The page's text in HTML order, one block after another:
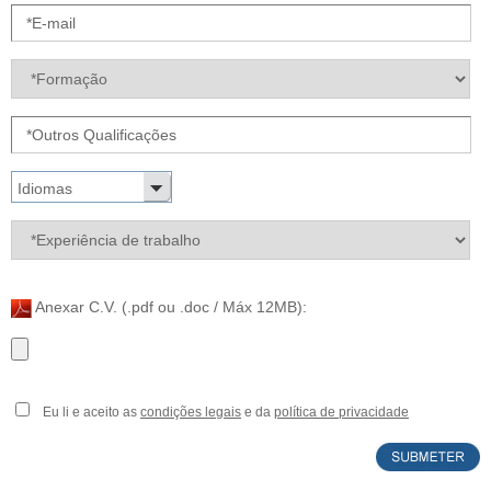
Idiomas
Anexar C.V. (.pdf ou .doc / Máx 12MB):
Eu li e aceito as condições legais e da política de privacidade